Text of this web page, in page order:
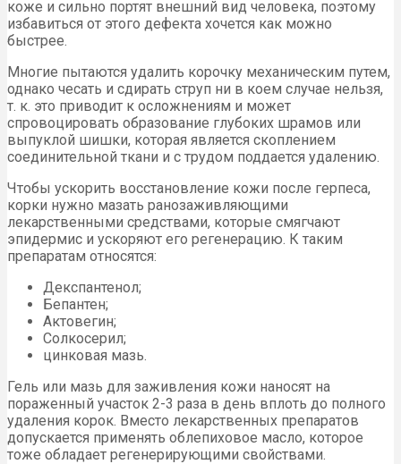
коже и сильно портят внешний вид человека, поэтому
избавиться от этого дефекта хочется как можно
быстрее.
Многие пытаются удалить корочку механическим путем,
однако чесать и сдирать струп ни в коем случае нельзя,
т. к. это приводит к осложнениям и может
спровоцировать образование глубоких шрамов или
выпуклой шишки, которая является скоплением
соединительной ткани и с трудом поддается удалению.
Чтобы ускорить восстановление кожи после герпеса,
корки нужно мазать ранозаживляющими
лекарственными средствами, которые смягчают
эпидермис и ускоряют его регенерацию. К таким
препаратам относятся:
Декспантенол;
Бепантен;
Актовегин;
Солкосерил;
цинковая мазь.
Гель или мазь для заживления кожи наносят на
пораженный участок 2-3 раза в день вплоть до полного
удаления корок. Вместо лекарственных препаратов
допускается применять облепиховое масло, которое
тоже обладает регенерирующими свойствами.